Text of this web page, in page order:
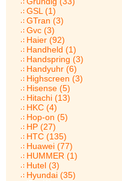
GSL (1)
GTran (3)
Gvc (3)
Haier (92)
Handheld (1)
Handspring (3)
Handyuhr (6)
Highscreen (3)
Hisense (5)
Hitachi (13)
HKC (4)
Hop-on (5)
HP (27)
HTC (135)
Huawei (77)
HUMMER (1)
Hutel (3)
Hyundai (35)